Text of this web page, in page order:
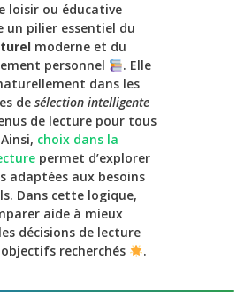
loisir ou éducative
un pilier essentiel du
moderne et du
personnel
. Elle
dans les
de sélection intelligente
de lecture pour tous
choix dans la
permet d’explorer
adaptées aux besoins
Dans cette logique,
aide à mieux
décisions de lecture
recherchés
.